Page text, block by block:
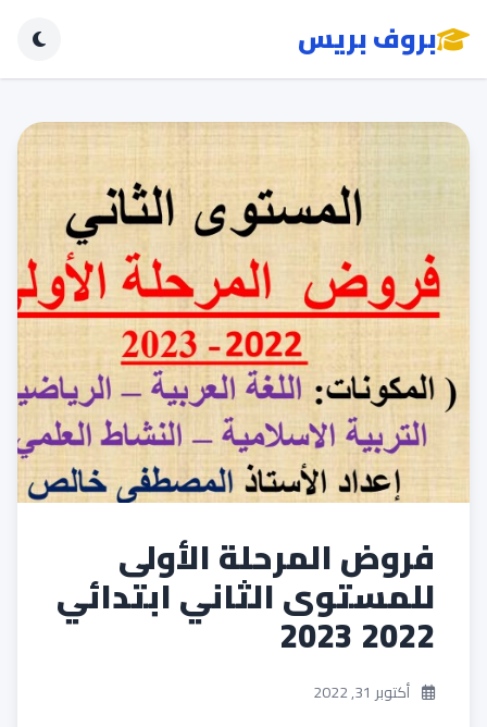
بروف بريس
فروض المرحلة الأولى
للمستوى الثاني ابتدائي
2022 2023
أكتوبر 31, 2022